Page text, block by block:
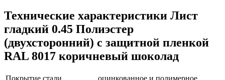
Технические характеристики Лист
гладкий 0.45 Полиэстер
(двухсторонний) с защитной пленкой
RAL 8017 коричневый шоколад